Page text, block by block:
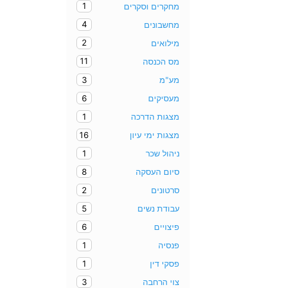
מחקרים וסקרים
1
מחשבונים
4
מילואים
2
מס הכנסה
11
מע"מ
3
מעסיקים
6
מצגות הדרכה
1
מצגות ימי עיון
16
ניהול שכר
1
סיום העסקה
8
סרטונים
2
עבודת נשים
5
פיצויים
6
פנסיה
1
פסקי דין
1
צוי הרחבה
3